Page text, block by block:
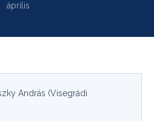
április
András (Visegrádi